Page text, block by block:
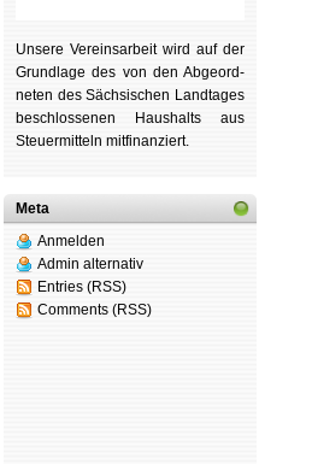
Unsere Ver­eins­ar­beit wird auf der
Grund­lage des von den Ab­ge­ord­
ne­ten des Säch­si­schen Land­tages
be­schlos­se­nen Haus­halts aus
Steu­er­mitteln mit­fi­nan­ziert.
Meta
Anmelden
Admin alternativ
Entries (RSS)
Comments (RSS)